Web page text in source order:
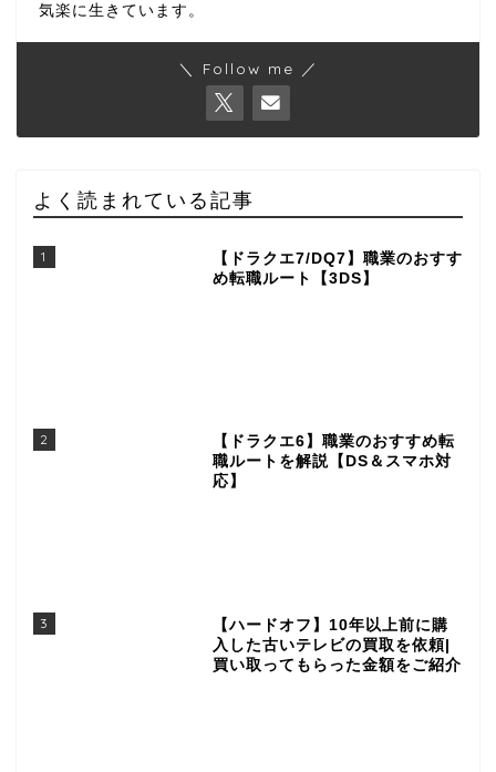
気楽に生きています。
＼ Follow me ／
よく読まれている記事
1
【ドラクエ7/DQ7】職業のおすす
め転職ルート【3DS】
2
【ドラクエ6】職業のおすすめ転
職ルートを解説【DS＆スマホ対
応】
3
【ハードオフ】10年以上前に購
入した古いテレビの買取を依頼|
買い取ってもらった金額をご紹介